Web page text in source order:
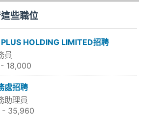
些職位
PLUS HOLDING LIMITED招聘
員
- 18,000
處招聘
助理員
- 35,960